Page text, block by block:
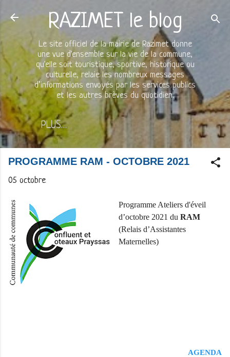
Accéder au contenu principal
RAZIMET le blog
Le site officiel de la mairie de Razimet donne
une vue d'ensemble sur la vie de la commune,
qu'elle soit touristique, sportive, historique ou
culturelle, relaie les nombreux messages
d’informations envoyés par les services publics
et les autres brèves du quotidien.
PLUS…
PROGRAMME RAM - OCTOBRE 2021
05 octobre
Programme Ateliers d'éveil
d’octobre 2021 du RAM
(Relais d’Assistantes
Maternelles)
AGENDA